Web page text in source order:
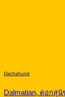
Dachshund
Dalmatian, คอกสุ